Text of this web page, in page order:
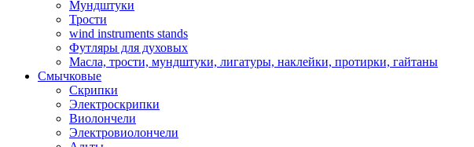
Мундштуки
Трости
wind instruments stands
Футляры для духовых
Масла, трости, мундштуки, лигатуры, наклейки, протирки, гайтаны
Смычковые
Скрипки
Электроскрипки
Виолончели
Электровиолончели